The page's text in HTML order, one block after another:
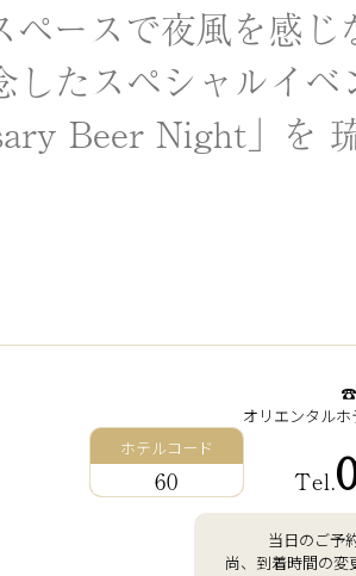
ペースで夜風を感
したスペシャルイ
Beer Night」を
☎︎
オリエンタル
ホテルコード
60 Tel.
当日のご予
尚、到着時間の変